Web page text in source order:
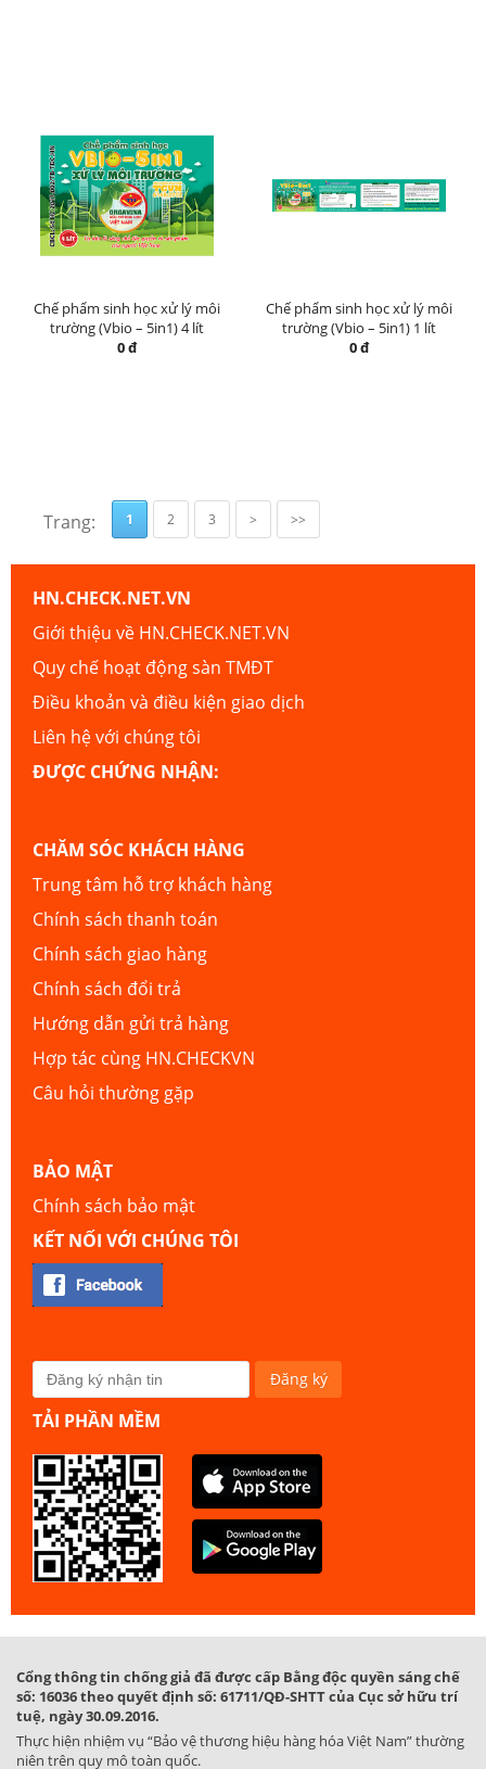
Chế phẩm sinh học xử lý môi
trường (Vbio – 5in1) 4 lít
0 đ
Chế phẩm sinh học xử lý môi
trường (Vbio – 5in1) 1 lít
0 đ
Trang: 1 2 3 > >>
HN.CHECK.NET.VN
Giới thiệu về HN.CHECK.NET.VN
Quy chế hoạt động sàn TMĐT
Điều khoản và điều kiện giao dịch
Liên hệ với chúng tôi
ĐƯỢC CHỨNG NHẬN:
CHĂM SÓC KHÁCH HÀNG
Trung tâm hỗ trợ khách hàng
Chính sách thanh toán
Chính sách giao hàng
Chính sách đổi trả
Hướng dẫn gửi trả hàng
Hợp tác cùng HN.CHECKVN
Câu hỏi thường gặp
BẢO MẬT
Chính sách bảo mật
KẾT NỐI VỚI CHÚNG TÔI
TẢI PHẦN MỀM
Cổng thông tin chống giả đã được cấp Bằng độc quyền sáng chế
số: 16036 theo quyết định số: 61711/QĐ-SHTT của Cục sở hữu trí
tuệ, ngày 30.09.2016.
Thực hiện nhiệm vụ “Bảo vệ thương hiệu hàng hóa Việt Nam” thường
niên trên quy mô toàn quốc.